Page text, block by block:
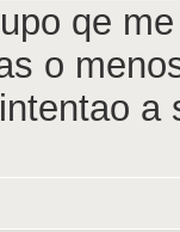
qe
o
a